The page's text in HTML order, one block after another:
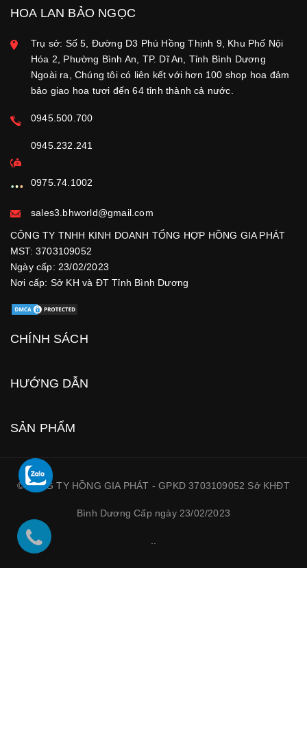
HOA LAN BẢO NGỌC
Trụ sở: Số 5, Đường D3 Phú Hồng Thịnh 9, Khu Phố Nội
Hóa 2, Phường Bình An, TP. Dĩ An, Tỉnh Bình Dương
Ngoài ra, Chúng tôi có liên kết với hơn 100 shop hoa đảm
bảo giao hoa tươi đến 64 tỉnh thành cả nước.
0945.500.700
0945.232.241
0975.74.1002
sales3.bhworld@gmail.com
CÔNG TY TNHH KINH DOANH TỔNG HỢP HỒNG GIA PHÁT
MST: 3703109052
Ngày cấp: 23/02/2023
Nơi cấp: Sở KH và ĐT Tỉnh Bình Dương
CHÍNH SÁCH
HƯỚNG DẪN
SẢN PHẨM
©CÔNG TY HỒNG GIA PHÁT - GPKD 3703109052 Sở KHĐT
Bình Dương Cấp ngày 23/02/2023